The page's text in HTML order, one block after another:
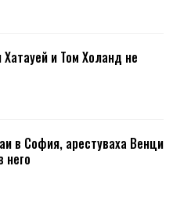
и Том Холанд не
в София, арестуваха Венци
него